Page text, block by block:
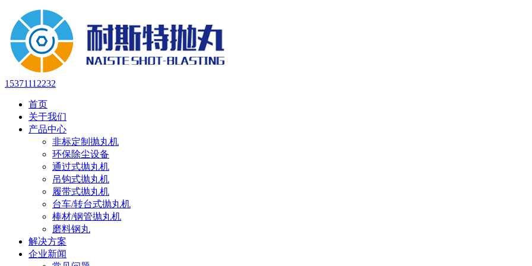
15371112232
首页
关于我们
产品中心
非标定制抛丸机
环保除尘设备
通过式抛丸机
吊钩式抛丸机
履带式抛丸机
台车/转台式抛丸机
棒材/钢管抛丸机
磨料钢丸
解决方案
企业新闻